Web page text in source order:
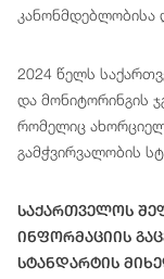
კანონმდებლობისა
2024 წელს
და მონიტორინგის
რომელიც
გამჭვირვალობის
Საქართველოს
Ინფორმაციის
Სტანდარტის